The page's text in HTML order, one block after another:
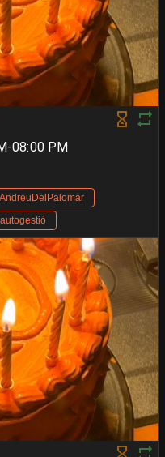
08:00 PM
autogestió